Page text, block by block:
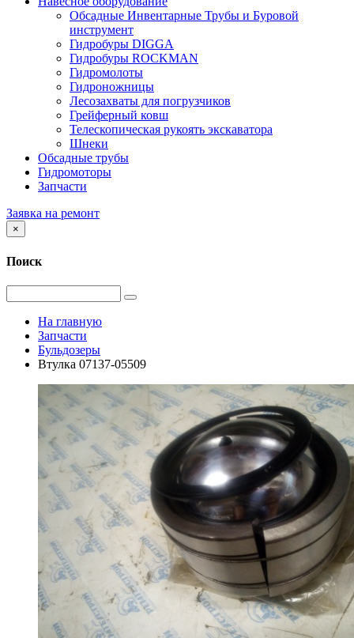
Обсадные Инвентарные Трубы и Буровой
инструмент
Гидробуры DIGGA
Гидробуры ROCKMAN
Гидромолоты
Гидроножницы
Лесозахваты для погрузчиков
Грейферный ковш
Телескопическая рукоять экскаватора
Шнеки
Обсадные трубы
Гидромоторы
Запчасти
Заявка на ремонт
×
Поиск
На главную
Запчасти
Бульдозеры
Втулка 07137-05509